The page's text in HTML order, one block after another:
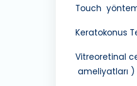
Touch
Keratokonus
Vitreoretinal
ameliyatları )